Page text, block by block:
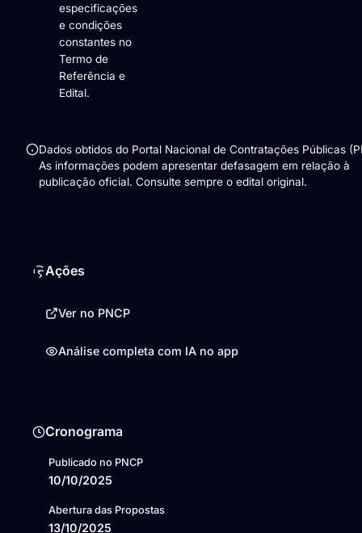
especificações
e condições
constantes no
Termo de
Referência e
Edital.
Dados obtidos do Portal Nacional de Contratações Públicas
As informações podem apresentar defasagem em relação à
publicação oficial. Consulte sempre o edital original.
Ações
Ver no PNCP
Análise completa com IA no app
Cronograma
Publicado no PNCP
10/10/2025
Abertura das Propostas
13/10/2025